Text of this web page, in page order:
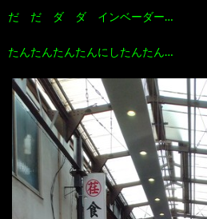
だ だ ダ ダ インベーダー…
たんたんたんたんにしたんたん…